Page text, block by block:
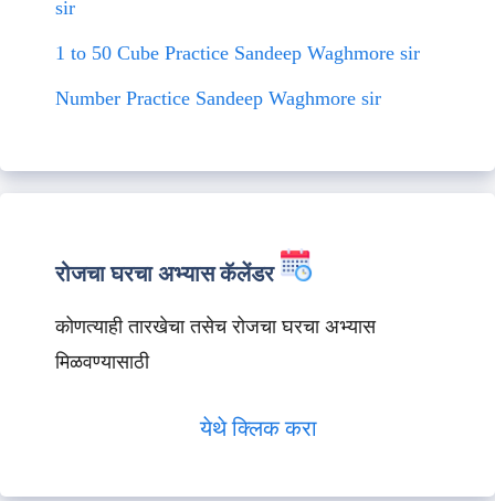
sir
1 to 50 Cube Practice Sandeep Waghmore sir
Number Practice Sandeep Waghmore sir
रोजचा घरचा अभ्यास कॅलेंडर
कोणत्याही तारखेचा तसेच रोजचा घरचा अभ्यास
मिळवण्यासाठी
येथे क्लिक करा